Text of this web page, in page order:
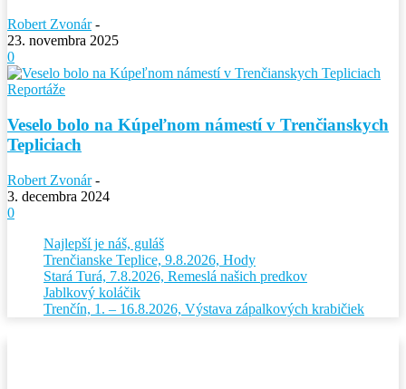
Robert Zvonár -
23. novembra 2025
0
Reportáže
Veselo bolo na Kúpeľnom námestí v Trenčianskych
Tepliciach
Robert Zvonár -
3. decembra 2024
0
Najlepší je náš, guláš
Trenčianske Teplice, 9.8.2026, Hody
Stará Turá, 7.8.2026, Remeslá našich predkov
Jablkový koláčik
Trenčín, 1. – 16.8.2026, Výstava zápalkových krabičiek